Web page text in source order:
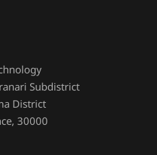
Subdistrict
District
30000